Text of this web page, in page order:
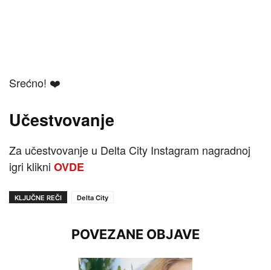
Srećno! ❤️
Učestvovanje
Za učestvovanje u Delta City Instagram nagradnoj
igri klikni OVDE
KLJUČNE REČI Delta City
POVEZANE OBJAVE